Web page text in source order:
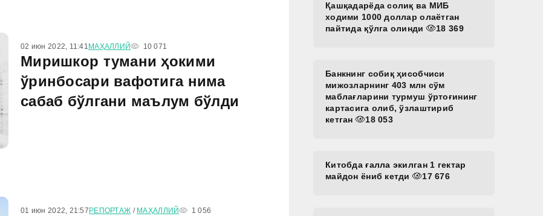
02 июн 2022, 11:41 МАҲАЛЛИЙ 10 071
Миришкор тумани ҳокими
ўринбосари вафотига нима
сабаб бўлгани маълум бўлди
01 июн 2022, 21:57 РЕПОРТАЖ / МАҲАЛЛИЙ 1 056
Қашқадарёда солиқ ва МИБ
ходими 1000 доллар олаётган
пайтида қўлга олинди
18 369
Банкнинг собиқ ҳисобчиси
мижозларнинг 403 млн сўм
маблағларини турмуш ўртоғининг
картасига олиб, ўзлаштириб
кетган
18 053
Китобда ғалла экилган 1 гектар
майдон ёниб кетди
17 676